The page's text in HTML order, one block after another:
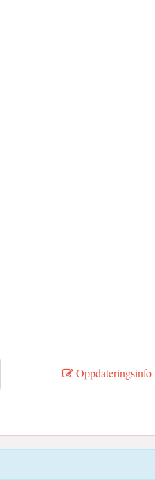
Oppdateringsinfo